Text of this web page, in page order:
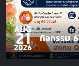
AUG
21
2026
กิจกรรม